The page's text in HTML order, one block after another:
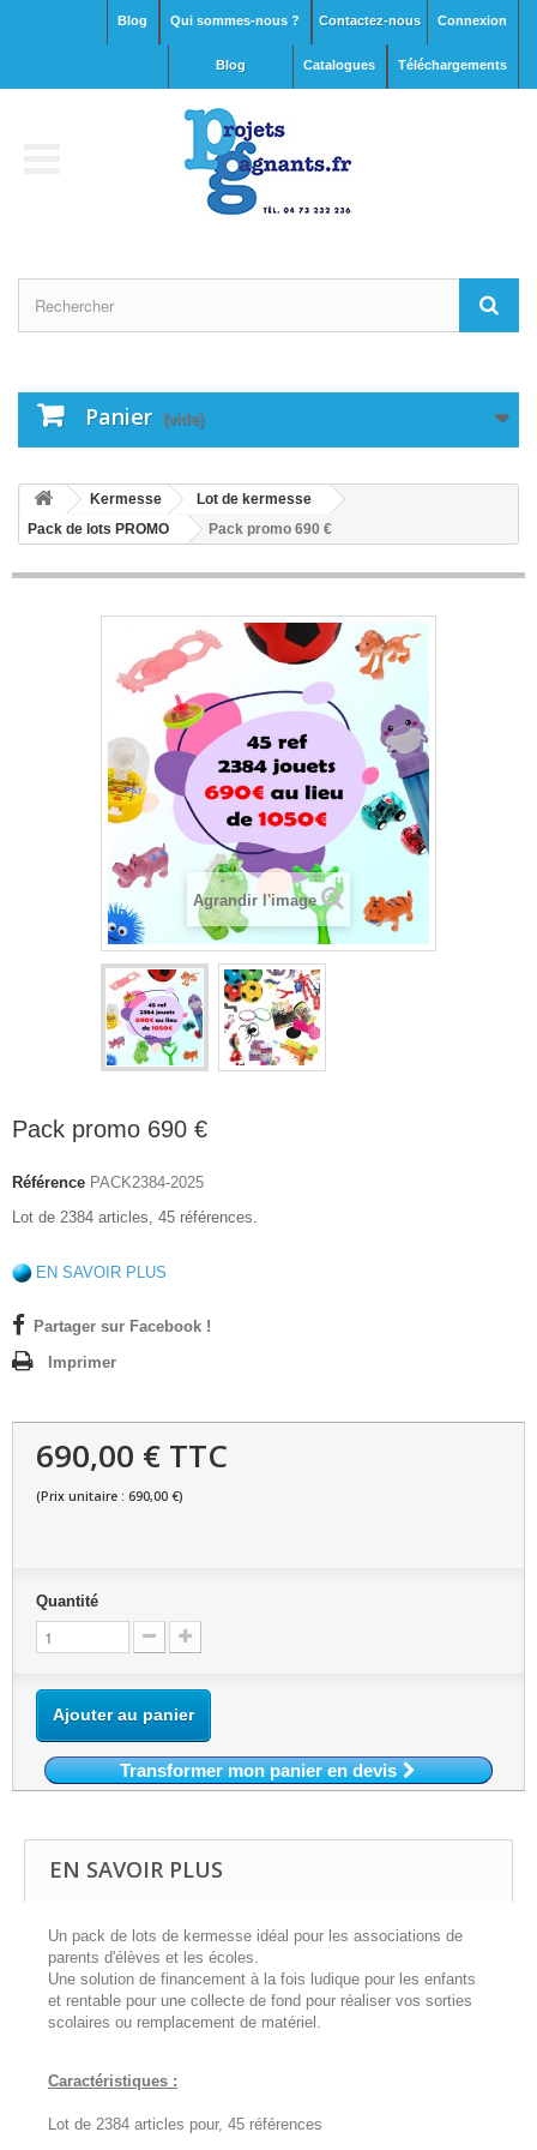
Connexion
Contactez-nous
Qui sommes-nous ?
Blog
Téléchargements
Catalogues
blog
Panier (vide)
Kermesse
Lot de kermesse
Pack de lots PROMO
Pack promo 690 €
Agrandir l'image
Pack promo 690 €
Référence PACK2384-2025
Lot de 2384 articles, 45 références.
EN SAVOIR PLUS
Partager sur Facebook !
Imprimer
690,00 € TTC
(Prix unitaire : 690,00 €)
Quantité
Ajouter au panier
Transformer mon panier en devis
EN SAVOIR PLUS
Un pack de lots de kermesse idéal pour les associations de
parents d'élèves et les écoles.
Une solution de financement à la fois ludique pour les enfants
et rentable pour une collecte de fond pour réaliser vos sorties
scolaires ou remplacement de matériel.
Caractéristiques :
Lot de 2384 articles pour, 45 références